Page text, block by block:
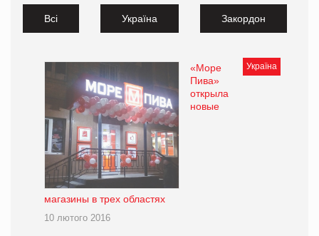
Всі Україна Закордон
Україна
«Море
Пива»
открыла
новые
магазины в трех областях
10 лютого 2016